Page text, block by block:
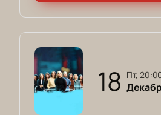
18 пт,